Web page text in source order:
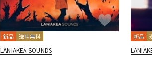
ヴィンテージ
新品 送料無料
LANIAKEA SOUNDS
新品